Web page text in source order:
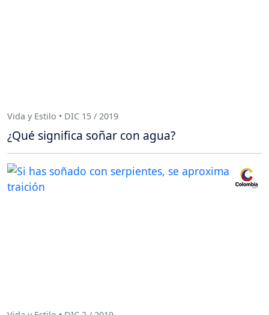
Vida y Estilo • DIC 15 / 2019
¿Qué significa soñar con agua?